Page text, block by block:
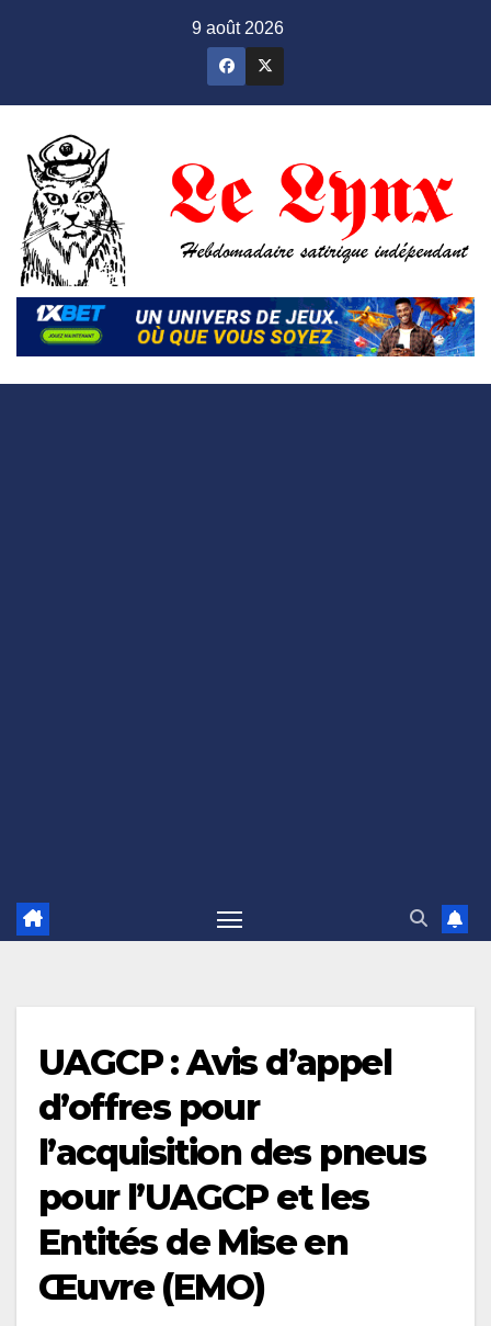
9 août 2026
UAGCP : Avis d’appel
d’offres pour
l’acquisition des pneus
pour l’UAGCP et les
Entités de Mise en
Œuvre (EMO)